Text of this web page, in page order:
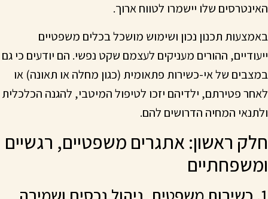
האינטרסים שלו יישמרו לטווח ארוך.
באמצעות תכנון נכון ושימוש מושכל בכלים משפטיים
ייעודיים, ההורים מעניקים לעצמם שקט נפשי. הם יודעים כי גם
במצבים של אי-כשירות פתאומית (כגון מחלה או תאונה) או
לאחר פטירתם, ילדיהם יזכו לטיפול המיטבי, להגנה הכלכלית
ולתנאי המחיה הדרושים להם.
חלק ראשון: אתגרים משפטיים, רגשיים
ומשפחתיים